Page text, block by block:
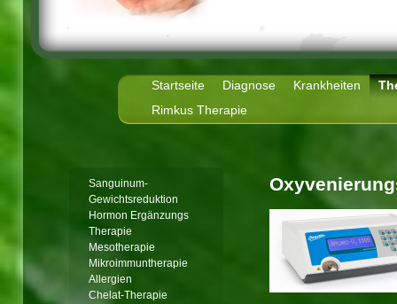
Startseite Diagnose Krankheiten
Rimkus Therapie
Sanguinum-
Gewichtsreduktion
Hormon Ergänzungs
Therapie
Mesotherapie
Mikroimmuntherapie
Allergien
Chelat-Therapie